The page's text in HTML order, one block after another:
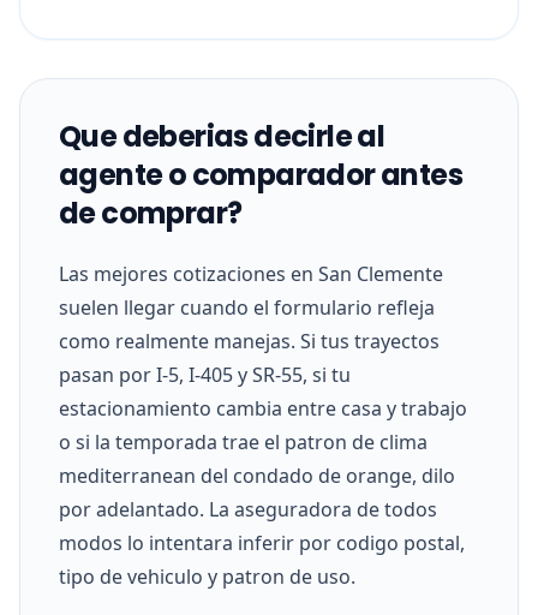
Que deberias decirle al
agente o comparador antes
de comprar?
Las mejores cotizaciones en San Clemente
suelen llegar cuando el formulario refleja
como realmente manejas. Si tus trayectos
pasan por I-5, I-405 y SR-55, si tu
estacionamiento cambia entre casa y trabajo
o si la temporada trae el patron de clima
mediterranean del condado de orange, dilo
por adelantado. La aseguradora de todos
modos lo intentara inferir por codigo postal,
tipo de vehiculo y patron de uso.